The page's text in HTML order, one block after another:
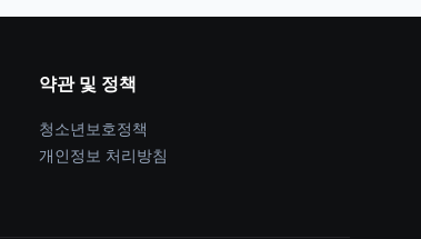
약관 및 정책
청소년보호정책
개인정보 처리방침